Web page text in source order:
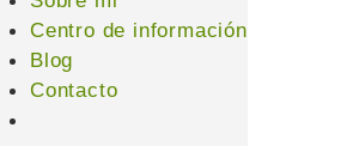
Centro de información
Blog
Contacto